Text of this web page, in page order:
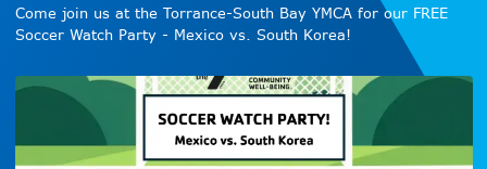
Come join us at the Torrance-South Bay YMCA for our FREE
Soccer Watch Party - Mexico vs. South Korea!